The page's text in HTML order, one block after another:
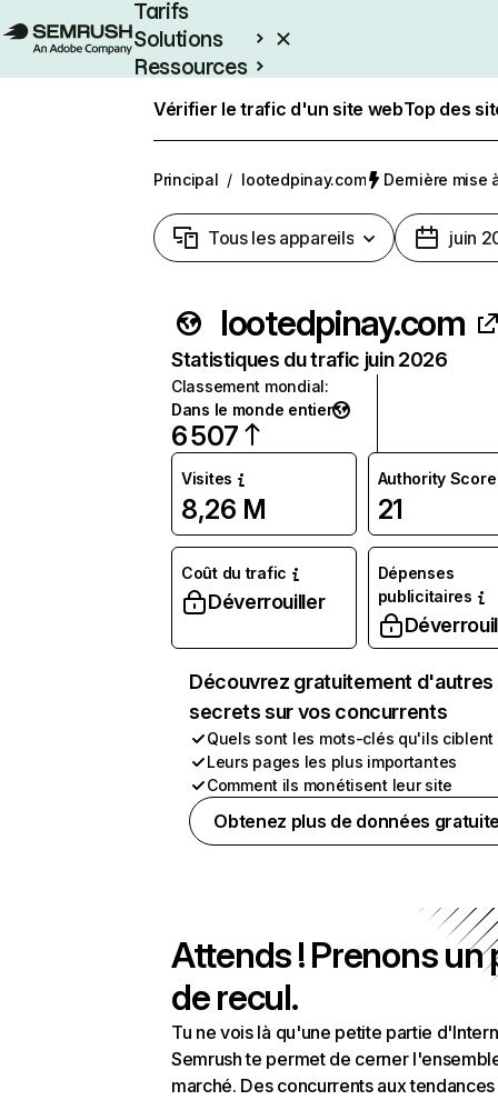
Tarifs
Solutions
Ressources
Vérifier le trafic d'un site webTop des
Principal / lootedpinay.com Dernière mise
Tous les appareils juin
lootedpinay.com
Statistiques du trafic juin 2026
Classement mondial:
Dans le monde entier
6 507
Visites
8,26 M
Authority Score
21
Coût du trafic
Déverrouiller
Dépenses
publicitaires
Découvrez gratuitement d'autres
secrets sur vos concurrents
Quels sont les mots-clés qu'ils ciblent
Leurs pages les plus importantes
Comment ils monétisent leur site
Obtenez plus de données
Attends ! Prenons un
de recul.
Tu ne vois là qu'une petite partie
Semrush te permet de cerner
marché. Des concurrents aux